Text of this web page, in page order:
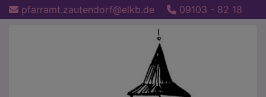
Direkt
zum
pfarramt.zautendorf@elkb.de 09103 - 82 18